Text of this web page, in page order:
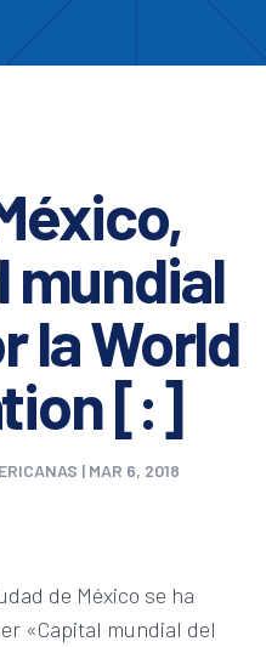
mundial
la World
[:]
| MAR 6, 2018
de México se ha
«Capital mundial del